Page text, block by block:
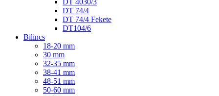
DT 4030/3
DT 74/4
DT 74/4 Fekete
DT104/6
Bilincs
18-20 mm
30 mm
32-35 mm
38-41 mm
48-51 mm
50-60 mm